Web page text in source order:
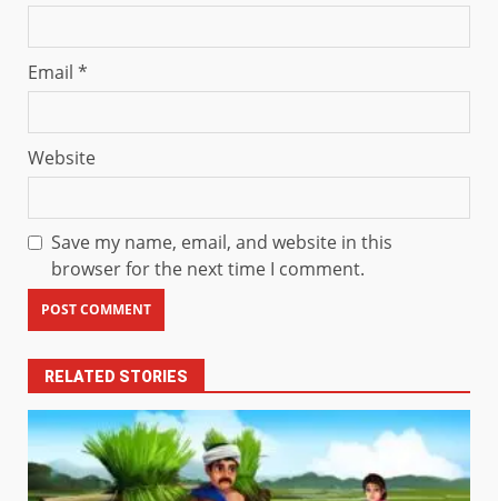
Email *
Website
Save my name, email, and website in this
browser for the next time I comment.
RELATED STORIES